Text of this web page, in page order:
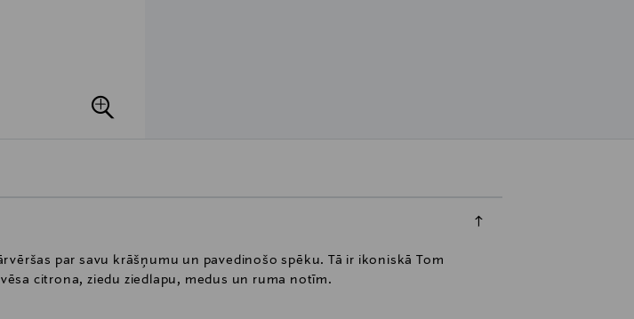
par savu krāšņumu un pavedinošo spēku. Tā ir ikoniskā Tom
citrona, ziedu ziedlapu, medus un ruma notīm.